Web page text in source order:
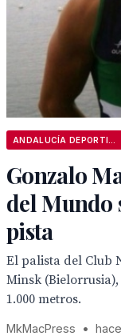
Gonzalo
del Mundo
pista
El palista del Club
Minsk
1.000 metros.
MkMacPress •